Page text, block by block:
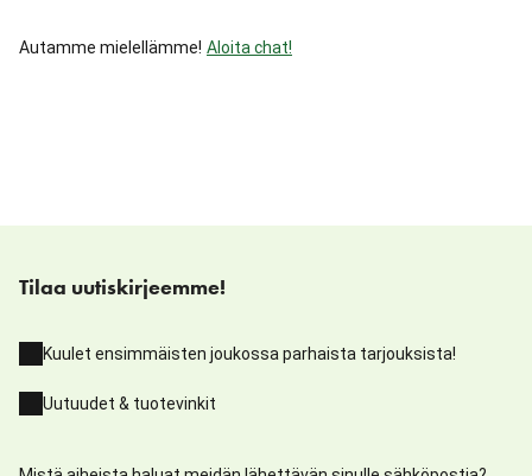
Autamme mielellämme! Aloita chat!
Tilaa uutiskirjeemme!
Kuulet ensimmäisten joukossa parhaista tarjouksista!
Uutuudet & tuotevinkit